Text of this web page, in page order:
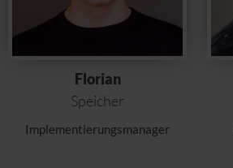
Florian
Speicher
Implementierungsmanager